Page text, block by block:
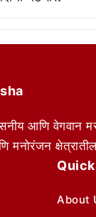
आणि वेगवान
मनोरंजन
About